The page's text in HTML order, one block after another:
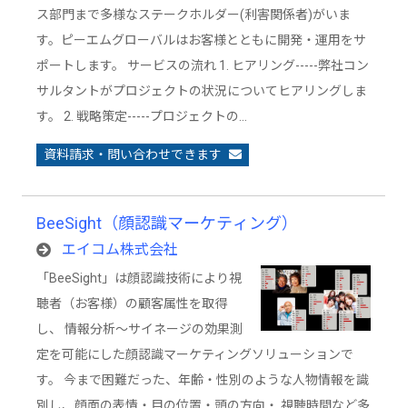
ス部門まで多様なステークホルダー(利害関係者)がいま
す。ピーエムグローバルはお客様とともに開発・運用をサ
ポートします。 サービスの流れ 1. ヒアリング-----弊社コン
サルタントがプロジェクトの状況についてヒアリングしま
す。 2. 戦略策定-----プロジェクトの…
資料請求・問い合わせできます
BeeSight（顔認識マーケティング）
エイコム株式会社
「BeeSight」は顔認識技術により視
聴者（お客様）の顧客属性を取得
し、 情報分析～サイネージの効果測
定を可能にした顔認識マーケティングソリューションで
す。 今まで困難だった、年齢・性別のような人物情報を識